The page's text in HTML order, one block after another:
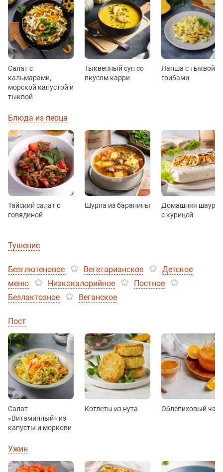
Салат с
кальмарами,
морской капустой и
тыквой
Тыквенный суп со
вкусом карри
Лапша с тыквой и
грибами
Блюда из перца
Тайский салат с
говядиной
Шурпа из баранины
Домашняя
с курицей
Тушение
Безглютеновое Вегетарианское
Детское
меню
Низкокалорийное
Постное
Безлактозное
Веганское
Пост
Салат
«Витаминный» из
капусты и моркови
Котлеты из нута Облепиховый чай
Ужин